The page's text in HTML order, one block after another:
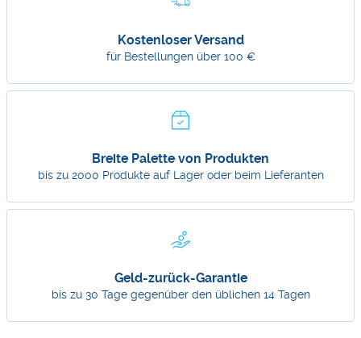
Kostenloser Versand
für Bestellungen über 100 €
Breite Palette von Produkten
bis zu 2000 Produkte auf Lager oder beim Lieferanten
Geld-zurück-Garantie
bis zu 30 Tage gegenüber den üblichen 14 Tagen